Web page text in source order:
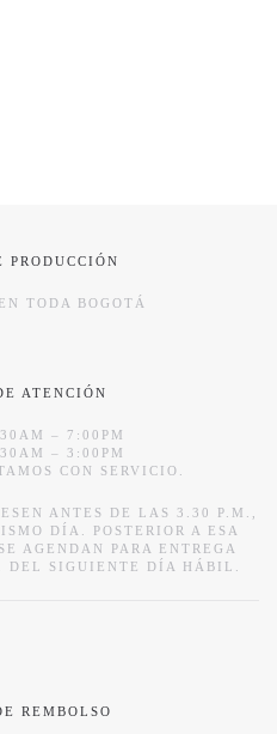
PRODUCCIÓN
TODA BOGOTÁ
ATENCIÓN
– 7:00PM
– 3:00PM
CON SERVICIO.
ANTES DE LAS 3.30 P.M.,
DÍA. POSTERIOR A ESA
AGENDAN PARA ENTREGA
DEL SIGUIENTE DÍA HÁBIL.
REMBOLSO